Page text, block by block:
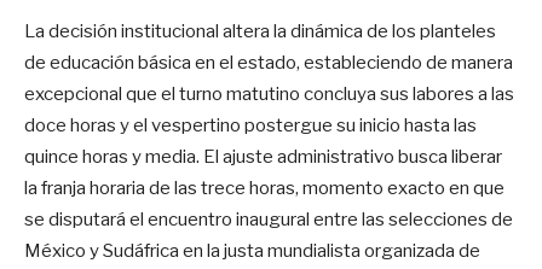
La decisión institucional altera la dinámica de los planteles
de educación básica en el estado, estableciendo de manera
excepcional que el turno matutino concluya sus labores a las
doce horas y el vespertino postergue su inicio hasta las
quince horas y media. El ajuste administrativo busca liberar
la franja horaria de las trece horas, momento exacto en que
se disputará el encuentro inaugural entre las selecciones de
México y Sudáfrica en la justa mundialista organizada de